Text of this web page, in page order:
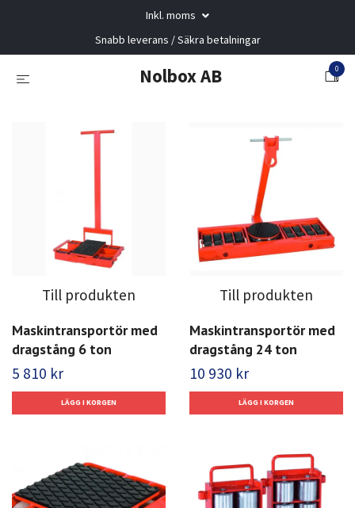
Inkl. moms
Snabb leverans / Säkra betalningar
Nolbox AB 0
Till produkten
Maskintransportör med
dragstång 6 ton
5 810 kr
Till produkten
Maskintransportör med
dragstång 24 ton
10 930 kr